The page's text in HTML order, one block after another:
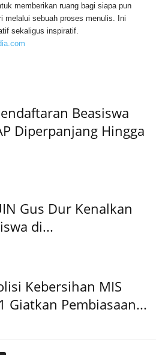
memberikan ruang bagi siapa pun
melalui sebuah proses menulis. Ini
sekaligus inspiratif.
Beasiswa
Diperpanjang Hingga
Gus Dur Kenalkan
di...
Kebersihan MIS
Giatkan Pembiasaan...